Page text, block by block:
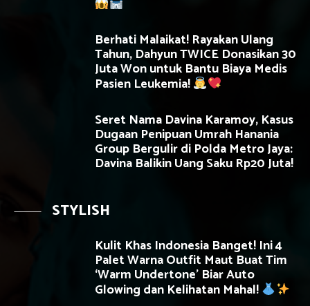
Berhati Malaikat! Rayakan Ulang
Tahun, Dahyun TWICE Donasikan 30
Juta Won untuk Bantu Biaya Medis
Pasien Leukemia!
Seret Nama Davina Karamoy, Kasus
Dugaan Penipuan Umrah Hanania
Group Bergulir di Polda Metro Jaya:
Davina Balikin Uang Saku Rp20 Juta!
STYLISH
Kulit Khas Indonesia Banget! Ini 4
Palet Warna Outfit Maut Buat Tim
‘Warm Undertone’ Biar Auto
Glowing dan Kelihatan Mahal!